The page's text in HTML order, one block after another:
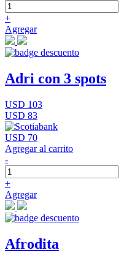
+
Agregar
Adri con 3 spots
USD 103
USD 83
USD 70
Agregar al carrito
-
+
Agregar
Afrodita